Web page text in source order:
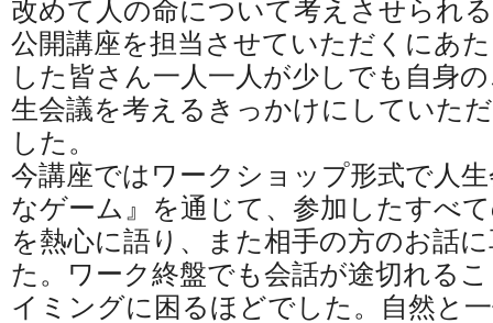
改めて人の命について考えさせられ
公開講座を担当させていただくにあ
した皆さん一人一人が少しでも自身
生会議を考えるきっかけにしていた
した。
今講座ではワークショップ形式で人
なゲーム』を通じて、参加したすべ
を熱心に語り、また相手の方のお話
た。ワーク終盤でも会話が途切れる
イミングに困るほどでした。自然と